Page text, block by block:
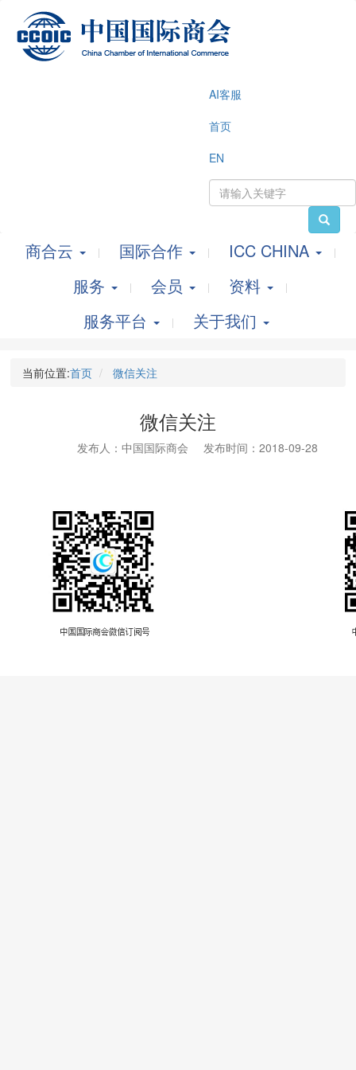
AI客服
首页
EN
商合云 国际合作
ICC CHINA
服务
会员
资料
服务平台
关于我们
当前位置:首页 微信关注
微信关注
发布人：中国国际商会 发布时间：2018-09-28